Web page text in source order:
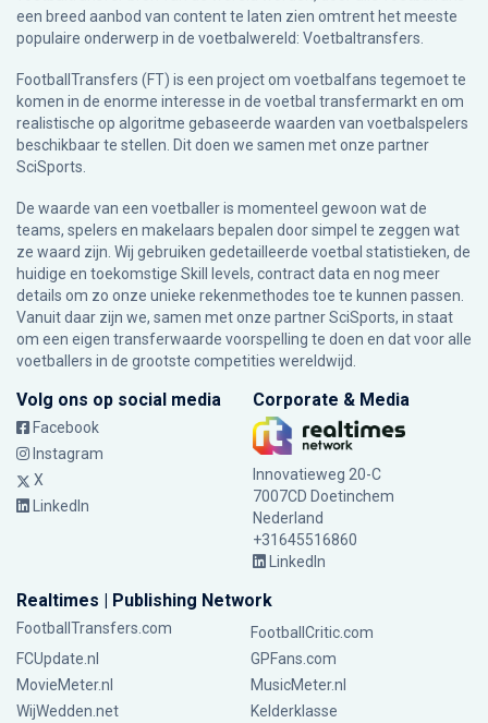
een breed aanbod van content te laten zien omtrent het meeste
populaire onderwerp in de voetbalwereld: Voetbaltransfers.
FootballTransfers (FT) is een project om voetbalfans tegemoet te
komen in de enorme interesse in de voetbal transfermarkt en om
realistische op algoritme gebaseerde waarden van voetbalspelers
beschikbaar te stellen. Dit doen we samen met onze partner
SciSports
De waarde van een voetballer is momenteel gewoon wat de
teams, spelers en makelaars bepalen door simpel te zeggen wat
ze waard zijn. Wij gebruiken gedetailleerde voetbal statistieken, de
huidige en toekomstige Skill levels, contract data en nog meer
details om zo onze unieke rekenmethodes toe te kunnen passen.
Vanuit daar zijn we, samen met onze partner SciSports, in staat
om een eigen transferwaarde voorspelling te doen en dat voor alle
voetballers in de grootste competities wereldwijd.
Volg ons op social media
Facebook
Instagram
X
LinkedIn
Corporate & Media
Innovatieweg 20-C
7007CD Doetinchem
Nederland
+31645516860
LinkedIn
Realtimes | Publishing Network
FootballTransfers.com
FootballCritic.com
FCUpdate.nl
GPFans.com
MovieMeter.nl
MusicMeter.nl
WijWedden.net
Kelderklasse